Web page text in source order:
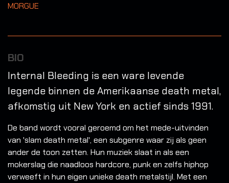
MORGUE
BIO
Internal Bleeding is een ware levende
legende binnen de Amerikaanse death metal,
afkomstig uit New York en actief sinds 1991.
De band wordt vooral geroemd om het mede-uitvinden
van 'slam death metal', een subgenre waar zij als geen
ander de toon zetten. Hun muziek slaat in als een
mokerslag die naadloos hardcore, punk en zelfs hiphop
verweeft in hun eigen unieke death metalstijl. Met een